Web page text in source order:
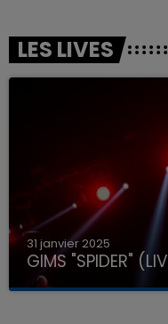
LES LIVES
31 janvier 2025
GIMS "SPIDER"